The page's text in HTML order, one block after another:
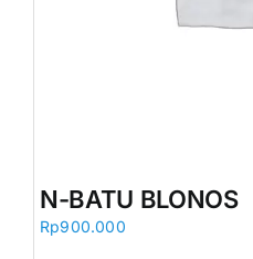
N-BATU BLONOS
Rp900.000